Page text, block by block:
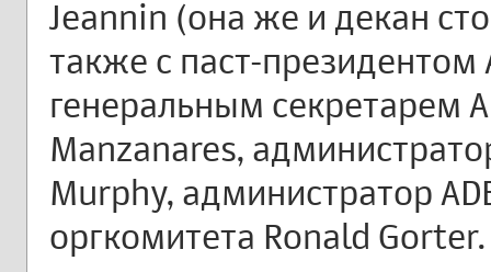
Jeannin (она же и декан
также с паст-президентом
генеральным секретарем
Manzanares,
Murphy, администратор
оргкомитета Ronald Gorter.